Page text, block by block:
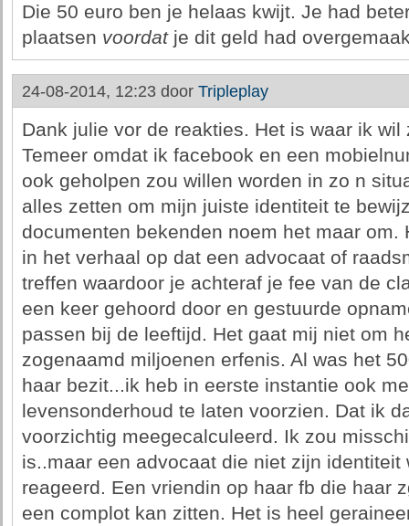
Die 50 euro ben je helaas kwijt. Je had
plaatsen voordatje dit geld had
24-08-2014, 12:23 door Tripleplay
Dank julie vor de reakties. Het is waar ik
Temeer omdat ik facebook en een
ook geholpen zou willen worden in zo n
alles zetten om mijn juiste identiteit te
documenten bekenden noem het maar
in het verhaal op dat een advocaat of
treffen waardoor je achteraf je fee van de
een keer gehoord door en gestuurde
passen bij de leeftijd. Het gaat mij niet om
zogenaamd miljoenen erfenis. Al was het
haar bezit...ik heb in eerste instantie ook
levensonderhoud te laten voorzien. Dat ik
voorzichtig meegecalculeerd. Ik zou
is..maar een advocaat die niet zijn
reageerd. Een vriendin op haar fb die haar
een complot kan zitten. Het is heel